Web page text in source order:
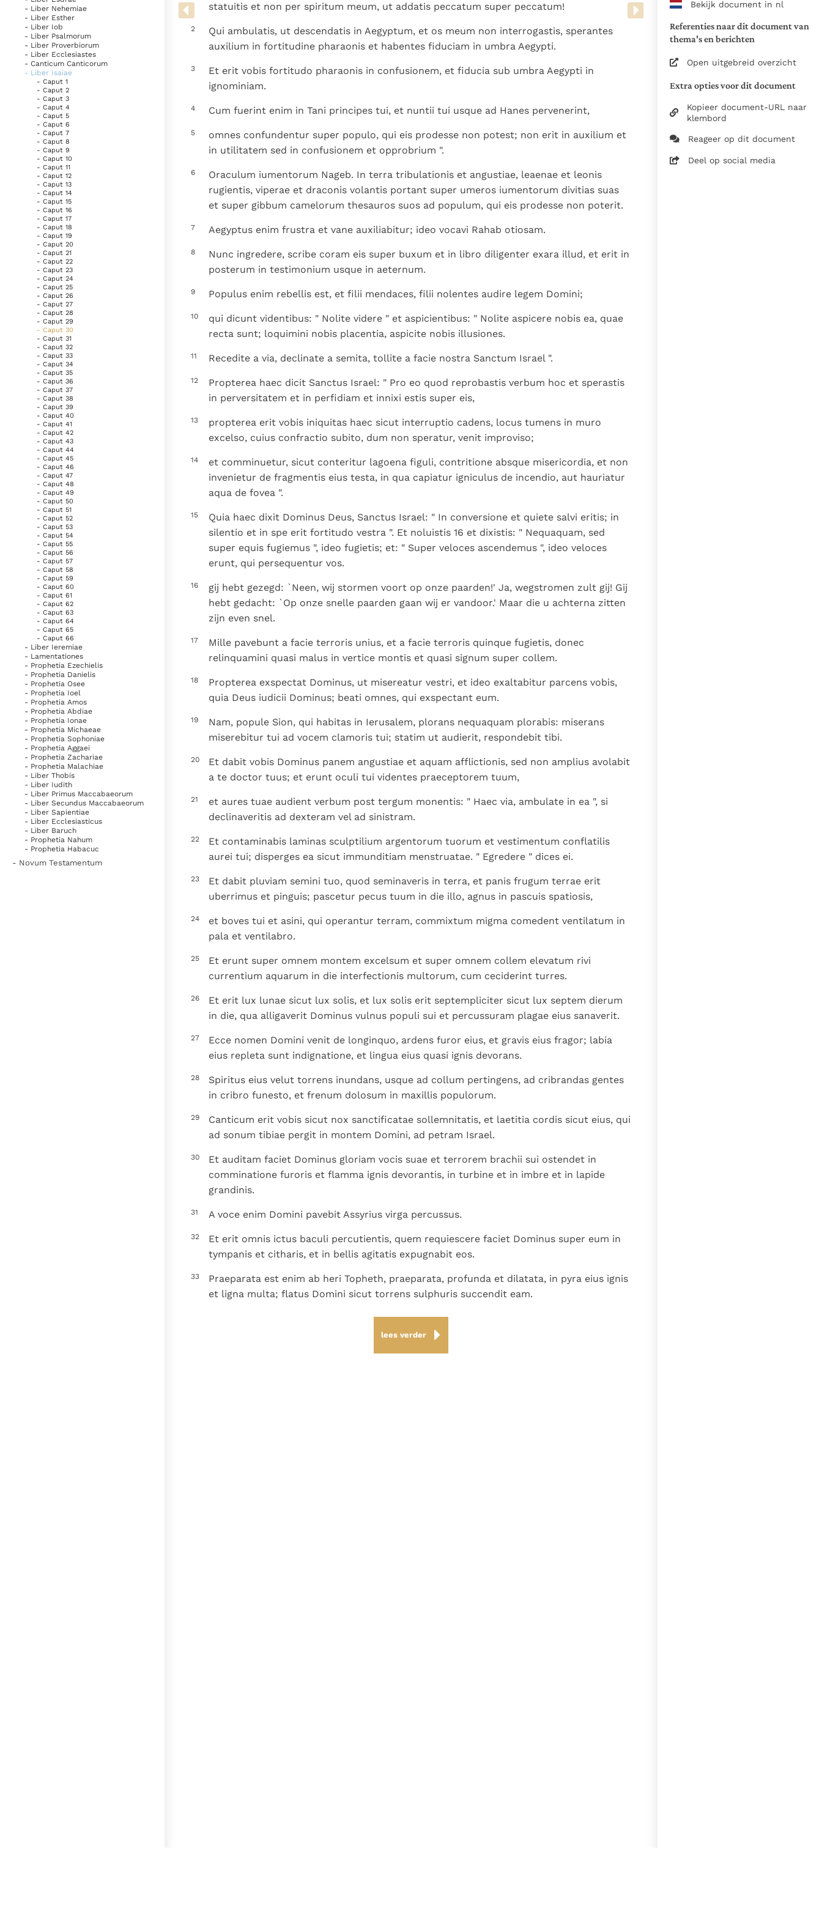
Denzinger Gebruiksvoorwaarden
koninkrijk te
groeit stilletjes door
liefde, niet door
dwang
mystieke
verschijnselen en de
heiligheid
als een taak"
Paus in Pavia: St.
noodzaak om "naar het
innerlijk" toe te keren.
www.vatican.va/archive/bible/
vulgata_vetus-
www.vatican.va/archive/bible/
aansluiting gezocht bij de
om de teksten van de
naast elkaar te kunnen
Daar waar de versnummering
elkaar afwijken is dus die van
Bekijk document in nl
Referenties naar dit document van
thema's en berichten
Open uitgebreid overzicht
Extra opties voor dit document
Kopieer document-URL naar
klembord
Reageer op dit document
Deel op social media
- Liber Nehemiae
- Liber Esther
- Liber Iob
- Liber Psalmorum
- Liber Proverbiorum
- Liber Ecclesiastes
- Canticum Canticorum
- Liber Isaiae
- Caput 1
- Caput 2
- Caput 3
- Caput 4
- Caput 5
- Caput 6
- Caput 7
- Caput 8
- Caput 9
- Caput 10
- Caput 11
- Caput 12
- Caput 13
- Caput 14
- Caput 15
- Caput 16
- Caput 17
- Caput 18
- Caput 19
- Caput 20
- Caput 21
- Caput 22
- Caput 23
- Caput 24
- Caput 25
- Caput 26
- Caput 27
- Caput 28
- Caput 29
- Caput 30
- Caput 31
- Caput 32
- Caput 33
- Caput 34
- Caput 35
- Caput 36
- Caput 37
- Caput 38
- Caput 39
- Caput 40
- Caput 41
- Caput 42
- Caput 43
- Caput 44
- Caput 45
- Caput 46
- Caput 47
- Caput 48
- Caput 49
- Caput 50
- Caput 51
- Caput 52
- Caput 53
- Caput 54
- Caput 55
- Caput 56
- Caput 57
- Caput 58
- Caput 59
- Caput 60
- Caput 61
- Caput 62
- Caput 63
- Caput 64
- Caput 65
- Caput 66
- Liber Ieremiae
- Lamentationes
- Prophetia Ezechielis
- Prophetia Danielis
- Prophetia Osee
- Prophetia Ioel
- Prophetia Amos
- Prophetia Abdiae
- Prophetia Ionae
- Prophetia Michaeae
- Prophetia Sophoniae
- Prophetia Aggaei
- Prophetia Zachariae
- Prophetia Malachiae
- Liber Thobis
- Liber Iudith
- Liber Primus Maccabaeorum
- Liber Secundus Maccabaeorum
- Liber Sapientiae
- Liber Ecclesiasticus
- Liber Baruch
- Prophetia Nahum
- Prophetia Habacuc
- Novum Testamentum
statuitis et non per spiritum meum, ut addatis peccatum super peccatum!
2
Qui ambulatis, ut descendatis in Aegyptum, et os meum non interrogastis, sperantes
auxilium in fortitudine pharaonis et habentes fiduciam in umbra Aegypti.
3
Et erit vobis fortitudo pharaonis in confusionem, et fiducia sub umbra Aegypti in
ignominiam.
4 Cum fuerint enim in Tani principes tui, et nuntii tui usque ad Hanes pervenerint,
5
omnes confundentur super populo, qui eis prodesse non potest; non erit in auxilium et
in utilitatem sed in confusionem et opprobrium ".
6
Oraculum iumentorum Nageb. In terra tribulationis et angustiae, leaenae et leonis
rugientis, viperae et draconis volantis portant super umeros iumentorum divitias suas
et super gibbum camelorum thesauros suos ad populum, qui eis prodesse non poterit.
7 Aegyptus enim frustra et vane auxiliabitur; ideo vocavi Rahab otiosam.
8
Nunc ingredere, scribe coram eis super buxum et in libro diligenter exara illud, et erit in
posterum in testimonium usque in aeternum.
9 Populus enim rebellis est, et filii mendaces, filii nolentes audire legem Domini;
10
qui dicunt videntibus: " Nolite videre " et aspicientibus: " Nolite aspicere nobis ea, quae
recta sunt; loquimini nobis placentia, aspicite nobis illusiones.
11 Recedite a via, declinate a semita, tollite a facie nostra Sanctum Israel ".
12
Propterea haec dicit Sanctus Israel: " Pro eo quod reprobastis verbum hoc et sperastis
in perversitatem et in perfidiam et innixi estis super eis,
13
propterea erit vobis iniquitas haec sicut interruptio cadens, locus tumens in muro
excelso, cuius confractio subito, dum non speratur, venit improviso;
14
et comminuetur, sicut conteritur lagoena figuli, contritione absque misericordia, et non
invenietur de fragmentis eius testa, in qua capiatur igniculus de incendio, aut hauriatur
aqua de fovea ".
15
Quia haec dixit Dominus Deus, Sanctus Israel: " In conversione et quiete salvi eritis; in
silentio et in spe erit fortitudo vestra ". Et noluistis 16 et dixistis: " Nequaquam, sed
super equis fugiemus ", ideo fugietis; et: " Super veloces ascendemus ", ideo veloces
erunt, qui persequentur vos.
16
gij hebt gezegd: `Neen, wij stormen voort op onze paarden!' Ja, wegstromen zult gij! Gij
hebt gedacht: `Op onze snelle paarden gaan wij er vandoor.' Maar die u achterna zitten
zijn even snel.
17
Mille pavebunt a facie terroris unius, et a facie terroris quinque fugietis, donec
relinquamini quasi malus in vertice montis et quasi signum super collem.
18
Propterea exspectat Dominus, ut misereatur vestri, et ideo exaltabitur parcens vobis,
quia Deus iudicii Dominus; beati omnes, qui exspectant eum.
19
Nam, popule Sion, qui habitas in Ierusalem, plorans nequaquam plorabis: miserans
miserebitur tui ad vocem clamoris tui; statim ut audierit, respondebit tibi.
20
Et dabit vobis Dominus panem angustiae et aquam afflictionis, sed non amplius avolabit
a te doctor tuus; et erunt oculi tui videntes praeceptorem tuum,
21
et aures tuae audient verbum post tergum monentis: " Haec via, ambulate in ea ", si
declinaveritis ad dexteram vel ad sinistram.
22
Et contaminabis laminas sculptilium argentorum tuorum et vestimentum conflatilis
aurei tui; disperges ea sicut immunditiam menstruatae. " Egredere " dices ei.
23
Et dabit pluviam semini tuo, quod seminaveris in terra, et panis frugum terrae erit
uberrimus et pinguis; pascetur pecus tuum in die illo, agnus in pascuis spatiosis,
24
et boves tui et asini, qui operantur terram, commixtum migma comedent ventilatum in
pala et ventilabro.
25
Et erunt super omnem montem excelsum et super omnem collem elevatum rivi
currentium aquarum in die interfectionis multorum, cum ceciderint turres.
26
Et erit lux lunae sicut lux solis, et lux solis erit septempliciter sicut lux septem dierum
in die, qua alligaverit Dominus vulnus populi sui et percussuram plagae eius sanaverit.
27
Ecce nomen Domini venit de longinquo, ardens furor eius, et gravis eius fragor; labia
eius repleta sunt indignatione, et lingua eius quasi ignis devorans.
28
Spiritus eius velut torrens inundans, usque ad collum pertingens, ad cribrandas gentes
in cribro funesto, et frenum dolosum in maxillis populorum.
29
Canticum erit vobis sicut nox sanctificatae sollemnitatis, et laetitia cordis sicut eius, qui
ad sonum tibiae pergit in montem Domini, ad petram Israel.
30
Et auditam faciet Dominus gloriam vocis suae et terrorem brachii sui ostendet in
comminatione furoris et flamma ignis devorantis, in turbine et in imbre et in lapide
grandinis.
31 A voce enim Domini pavebit Assyrius virga percussus.
32
Et erit omnis ictus baculi percutientis, quem requiescere faciet Dominus super eum in
tympanis et citharis, et in bellis agitatis expugnabit eos.
33
Praeparata est enim ab heri Topheth, praeparata, profunda et dilatata, in pyra eius ignis
et ligna multa; flatus Domini sicut torrens sulphuris succendit eam.
lees verder